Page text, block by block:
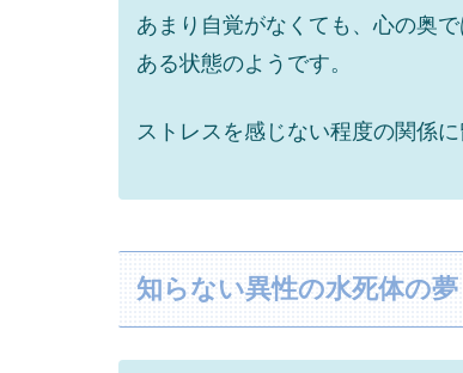
あまり自覚がなくても、心の奥
ある状態のようです。
ストレスを感じない程度の関係
知らない異性の水死体の夢